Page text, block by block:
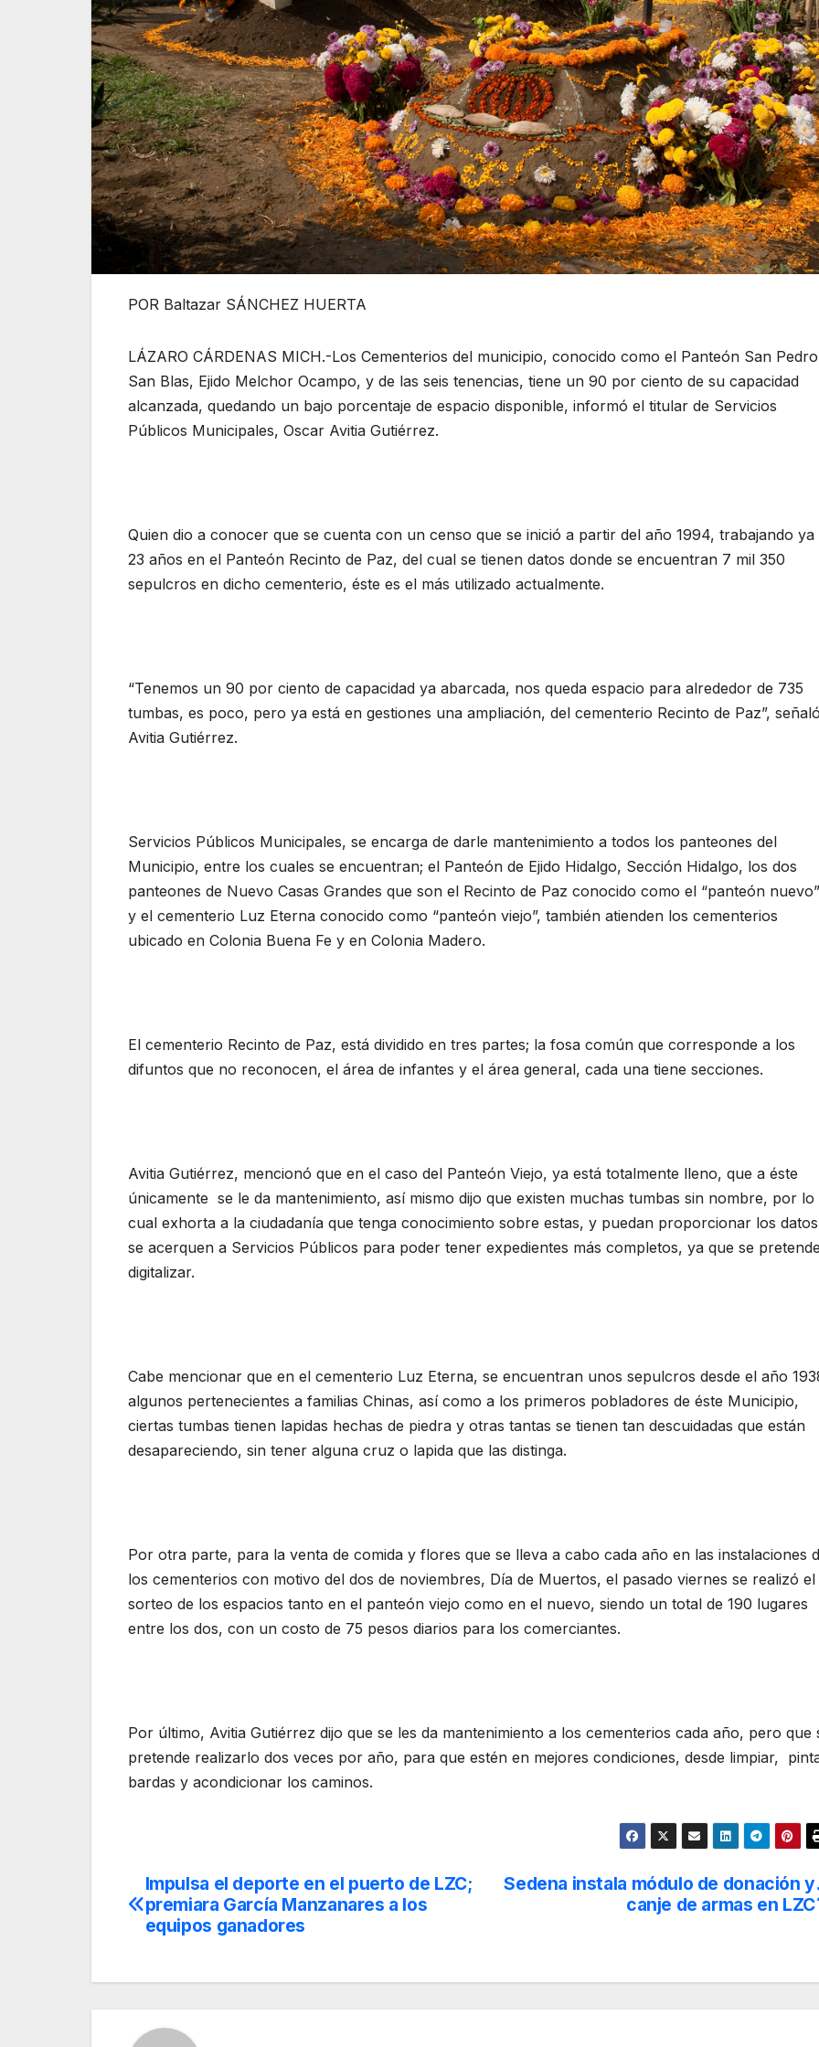
POR Baltazar SÁNCHEZ HUERTA
LÁZARO CÁRDENAS MICH.-Los Cementerios del municipio, conocido como el Panteón San
San Blas, Ejido Melchor Ocampo, y de las seis tenencias, tiene un 90 por ciento de su capacidad
alcanzada, quedando un bajo porcentaje de espacio disponible, informó el titular de Servicios
Públicos Municipales, Oscar Avitia Gutiérrez.
Quien dio a conocer que se cuenta con un censo que se inició a partir del año 1994, trabajando ya
23 años en el Panteón Recinto de Paz, del cual se tienen datos donde se encuentran 7 mil 350
sepulcros en dicho cementerio, éste es el más utilizado actualmente.
“Tenemos un 90 por ciento de capacidad ya abarcada, nos queda espacio para alrededor de 735
tumbas, es poco, pero ya está en gestiones una ampliación, del cementerio Recinto de Paz”,
Avitia Gutiérrez.
Servicios Públicos Municipales, se encarga de darle mantenimiento a todos los panteones del
Municipio, entre los cuales se encuentran; el Panteón de Ejido Hidalgo, Sección Hidalgo, los dos
panteones de Nuevo Casas Grandes que son el Recinto de Paz conocido como el “panteón
y el cementerio Luz Eterna conocido como “panteón viejo”, también atienden los cementerios
ubicado en Colonia Buena Fe y en Colonia Madero.
El cementerio Recinto de Paz, está dividido en tres partes; la fosa común que corresponde a los
difuntos que no reconocen, el área de infantes y el área general, cada una tiene secciones.
Avitia Gutiérrez, mencionó que en el caso del Panteón Viejo, ya está totalmente lleno, que a éste
únicamente se le da mantenimiento, así mismo dijo que existen muchas tumbas sin nombre, por lo
cual exhorta a la ciudadanía que tenga conocimiento sobre estas, y puedan proporcionar los datos
se acerquen a Servicios Públicos para poder tener expedientes más completos, ya que se
digitalizar.
Cabe mencionar que en el cementerio Luz Eterna, se encuentran unos sepulcros desde el año
algunos pertenecientes a familias Chinas, así como a los primeros pobladores de éste Municipio,
ciertas tumbas tienen lapidas hechas de piedra y otras tantas se tienen tan descuidadas que están
desapareciendo, sin tener alguna cruz o lapida que las distinga.
Por otra parte, para la venta de comida y flores que se lleva a cabo cada año en las instalaciones
los cementerios con motivo del dos de noviembres, Día de Muertos, el pasado viernes se realizó el
sorteo de los espacios tanto en el panteón viejo como en el nuevo, siendo un total de 190 lugares
entre los dos, con un costo de 75 pesos diarios para los comerciantes.
Por último, Avitia Gutiérrez dijo que se les da mantenimiento a los cementerios cada año, pero que
pretende realizarlo dos veces por año, para que estén en mejores condiciones, desde limpiar,
bardas y acondicionar los caminos.
Navegación
de
Sedena instala módulo de donación y
canje de armas en LZC
Impulsa el deporte en el puerto de LZC;
premiara García Manzanares a los
equipos ganadores